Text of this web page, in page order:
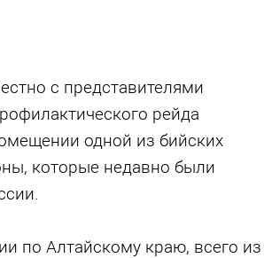
с представителями
рейда
одной из бийских
которые недавно были
по Алтайскому краю, всего из